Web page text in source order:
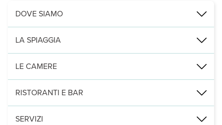
DOVE SIAMO
Thira, 600 m dal centro, 7 km dall’aeroporto, 8 dalla spiaggia di
LA SPIAGGIA
la bella e ampia spiaggia di Kamari, a 8 km, è di ciottoli neri e
LE CAMERE
17 camere dotate di servizi privati, asciugacapelli, telefono, TV,
RISTORANTI E BAR
una sala per la prima colazione.
SERVIZI